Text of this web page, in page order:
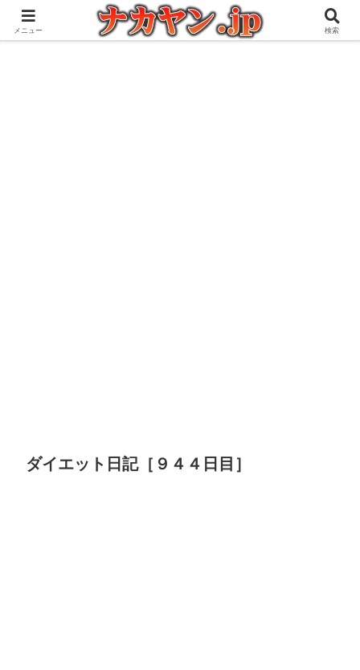
アウトドアとガジェット好きな管理人の愉快な日々を綴るブログ
ダイエット日記［９４４日目］
メニュー 検索